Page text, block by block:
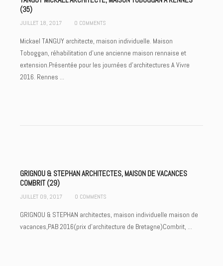
(35)
JUILLET 18, 2017 0 COMMENTS
Mickael TANGUY architecte, maison individuelle. Maison
Toboggan, réhabilitation d'une ancienne maison rennaise et
extension.Présentée pour les journées d'architectures A Vivre
2016. Rennes ...
GRIGNOU & STEPHAN ARCHITECTES, MAISON DE VACANCES
COMBRIT (29)
JUILLET 09, 2017 0 COMMENTS
GRIGNOU & STEPHAN architectes, maison individuelle maison de
vacances,PAB 2016(prix d'architecture de Bretagne)Combrit, ...